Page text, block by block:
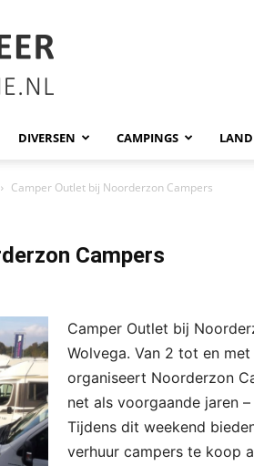
DIVERSEN CAMPINGS
Camper Outlet bij Noorderzon Campers
Campers
Camper Outlet bij
Wolvega. Van 2 tot en
organiseert Noorderzon
net als voorgaande jaren
Tijdens dit weekend
verhuur campers te koop